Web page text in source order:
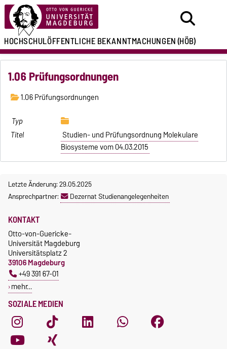
HOCHSCHULÖFFENTLICHEBEKANNTMACHUNGEN(HÖB)
1.06 Prüfungsordnungen
1.06 Prüfungsordnungen
Studien- und Prüfungsordnung Molekulare
Biosysteme vom 04.03.2015
Letzte Änderung: 29.05.2025
Ansprechpartner:
Dezernat Studienangelegenheiten
SOZIALE MEDIEN
KONTAKT
Otto-von-Guericke-
Universität Magdeburg
Universitätsplatz 2
39106 Magdeburg
+49 391 67-01
mehr…